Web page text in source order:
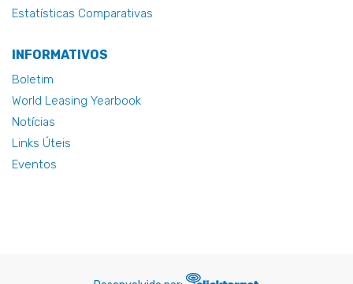
Estatísticas Comparativas
INFORMATIVOS
Boletim
World Leasing Yearbook
Notícias
Links Úteis
Eventos